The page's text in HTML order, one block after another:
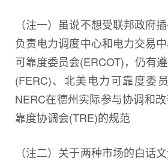
（注一）虽说不想受联邦政府
负责电力调度中心和电力交易
可靠度委员会(ERCOT)，仍有
(FERC)、北美电力可靠度委
NERC在德州实际参与协调和
靠度协调会(TRE)的规范
（注二）关于两种市场的白话